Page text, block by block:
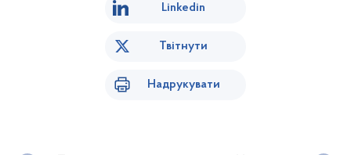
Linkedin
Твітнути
Надрукувати